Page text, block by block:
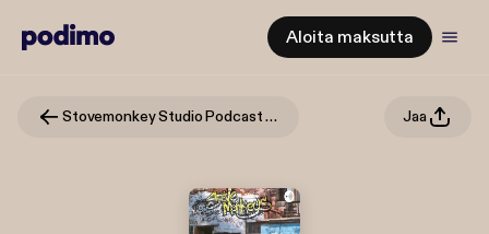
Aloita maksutta
Stovemonkey Studio Podcast Show Jaa